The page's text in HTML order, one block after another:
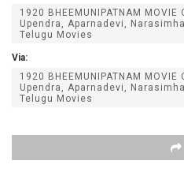
1920 BHEEMUNIPATNAM MOVIE
Upendra, Aparnadevi,
Telugu Movies
Via:
1920 BHEEMUNIPATNAM MOVIE
Upendra, Aparnadevi,
Telugu Movies